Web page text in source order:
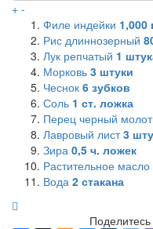
+ -
Филе индейки 1,000
Рис длиннозерный
Лук репчатый 1
Морковь 3 штуки
Чеснок 6 зубков
Соль 1 ст. ложка
Перец черный
Лавровый лист3
Зира 0,5 ч. ложек
Растительное масло
Вода 2 стакана